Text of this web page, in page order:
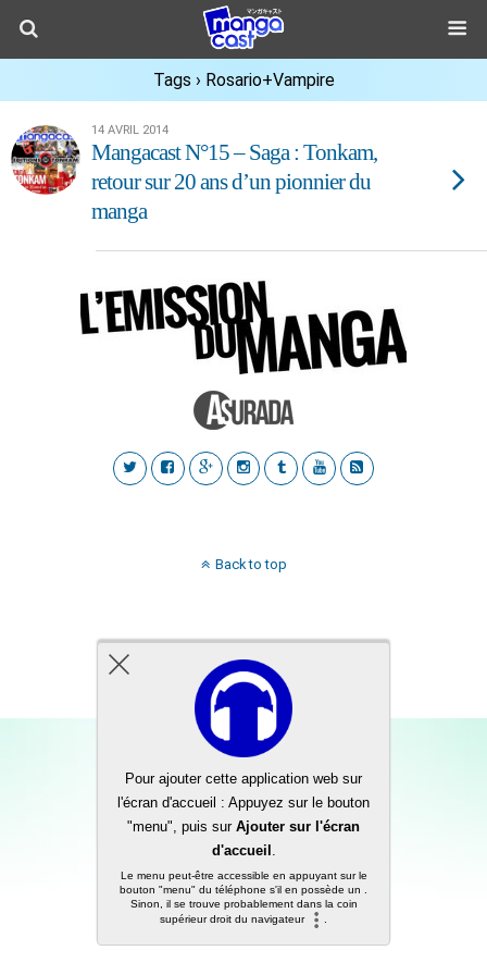
Tags › Rosario+Vampire
14 AVRIL 2014
Mangacast N°15 – Saga : Tonkam,
retour sur 20 ans d’un pionnier du
manga
Back to top